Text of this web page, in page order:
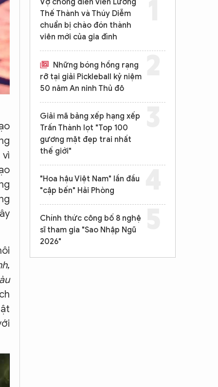
,
Vợ chồng diễn viên Lương
Thế Thành và Thúy Diễm
chuẩn bị chào đón thành
viên mới của gia đình
Những bóng hồng rạng
rỡ tại giải Pickleball kỷ niệm
50 năm An ninh Thủ đô
Giải mã bảng xếp hạng xếp
Trấn Thành lọt "Top 100
gương mặt đẹp trai nhất
thế giới"
"Hoa hậu Việt Nam" lần đầu
"cập bến" Hải Phòng
Chính thức công bố 8 nghệ
sĩ tham gia "Sao Nhập Ngũ
2026"